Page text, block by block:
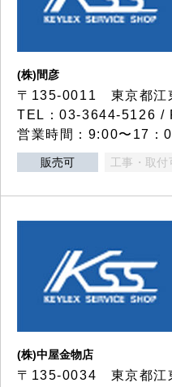
(株)間彦
〒135-0011 東京都江
TEL：03-3644-5126 /
営業時間：9:00〜17：
販売可 工事・取付
(株)中屋金物店
〒135-0034 東京都江